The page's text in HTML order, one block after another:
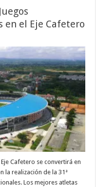
en el Eje Cafetero
Cafetero se convertirá en
la realización de la 31ª
Los mejores atletas